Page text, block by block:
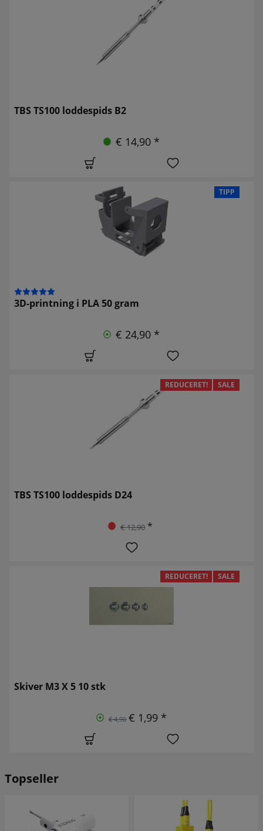
TBS TS100 loddespids B2
€ 14,90 *
TIPP
3D-printning i PLA 50 gram
€ 24,90 *
REDUCERET! SALE
TBS TS100 loddespids D24
€ 12,90 *
REDUCERET! SALE
Skiver M3 X 5 10 stk
€ 4,90 € 1,99 *
Topseller